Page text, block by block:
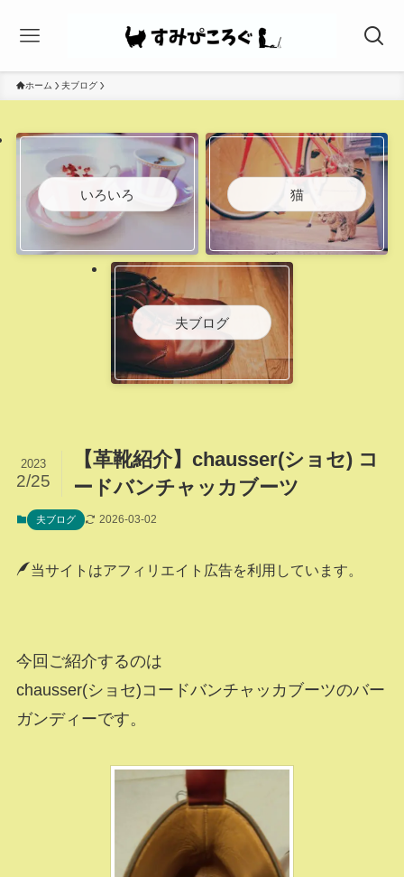
ホーム 夫ブログ
いろいろ 猫
夫ブログ
【革靴紹介】chausser(ショセ) コ
ードバンチャッカブーツ
2023
2/25
夫ブログ 2026-03-02
当サイトはアフィリエイト広告を利用しています。
今回ご紹介するのは
chausser(ショセ)コードバンチャッカブーツのバー
ガンディーです。